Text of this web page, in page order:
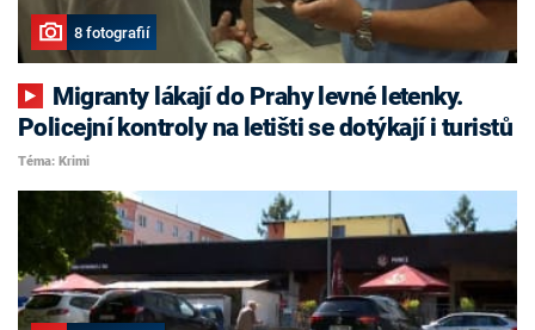
8 fotografií
Policejní kontroly na letišti se dotýkají i turistů
Téma: Krimi